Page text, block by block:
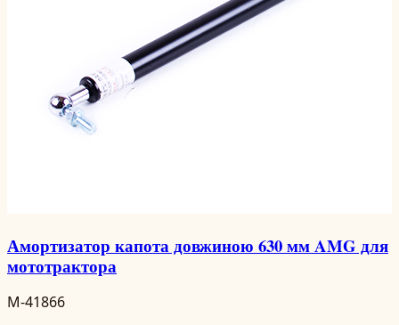
Амортизатор капота довжиною 630 мм AMG для
мототрактора
M-41866